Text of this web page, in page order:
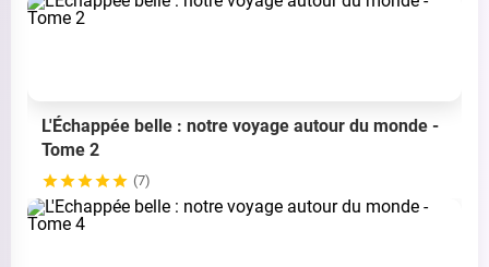
L'Échappée belle : notre voyage autour du monde -
Tome 2
(7)